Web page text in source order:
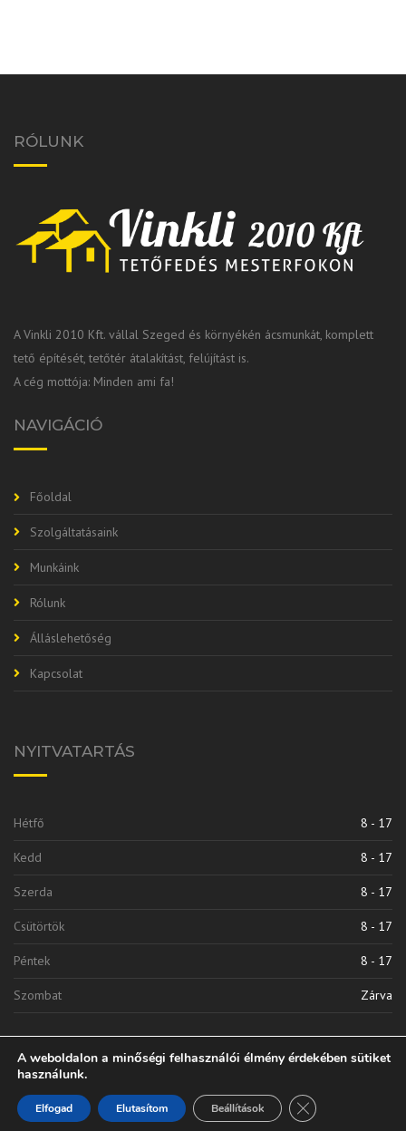
RÓLUNK
A Vinkli 2010 Kft. vállal Szeged és környékén ácsmunkát, komplett
tető építését, tetőtér átalakítást, felújítást is.
A cég mottója: Minden ami fa!
NAVIGÁCIÓ
Főoldal
Szolgáltatásaink
Munkáink
Rólunk
Álláslehetőség
Kapcsolat
NYITVATARTÁS
Hétfő 8 - 17
Kedd 8 - 17
Szerda 8 - 17
Csütörtök 8 - 17
Péntek 8 - 17
Szombat Zárva
Vinkli 2010 Kft. | © 2020 Minden Jog Fenntarva
A weboldalon a minőségi felhasználói élmény érdekében sütiket
használunk.
Elfogad Elutasítom Beállítások Close GDPR